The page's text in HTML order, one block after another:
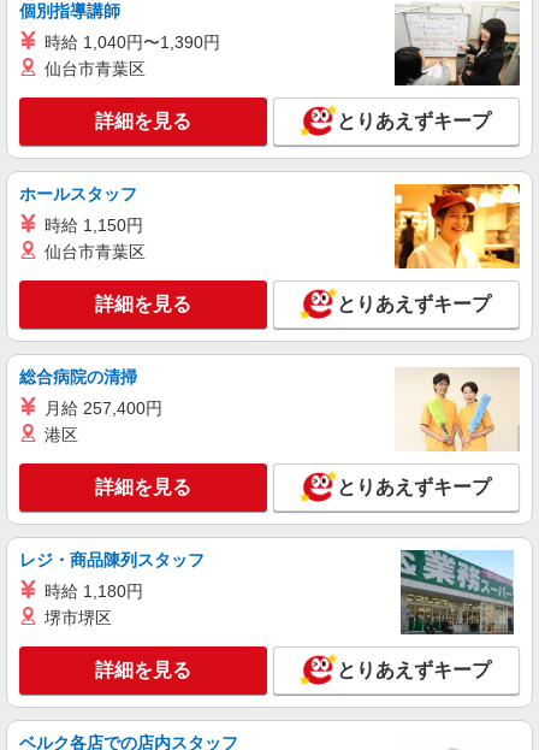
派遣社員
株式会社kotrio /●HR-H-2078483
戸坂駅のデイサービス★残業なし♪日勤のみ◎
夜はおうち時間
時給1350円〜1937円 ＜日払い有/週払い有/交
通費全支給(ガソリン代含む)＞
広島市東区戸坂など
キープ 詳細を見る
派遣社員
株式会社kotrio /●HR-H-1880284
「支払い日に間に合ったぜ！」日払いOK＊障
がい者支援STAFF
時給1450円〜1937円 ＜日払い有/週払い有/交
通費全支給(ガソリン代含む)＞
キープ 詳細を見る
派遣社員
株式会社kotrio /●HR-H-1855884
戸坂＊障がい者通所施設スタッフ大募集！無資
時給1450円〜1937円 ＜日払い有/週払い有/交
通費全支給(ガソリン代含む)＞
広島市東区戸坂など
個別指導講師
時給 1,040円〜1,390円
仙台市青葉区
詳細を見る とりあえずキープ
ホールスタッフ
時給 1,150円
仙台市青葉区
詳細を見る とりあえずキープ
総合病院の清掃
月給 257,400円
港区
詳細を見る とりあえずキープ
レジ・商品陳列スタッフ
時給 1,180円
堺市堺区
詳細を見る とりあえずキープ
ベルク各店での店内スタッフ